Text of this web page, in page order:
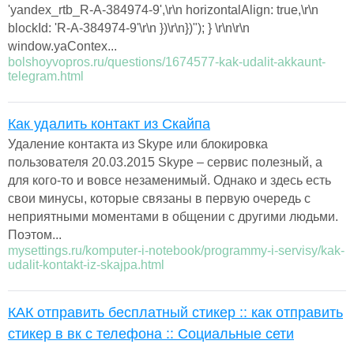
'yandex_rtb_R-A-384974-9',\r\n horizontalAlign: true,\r\n
blockId: 'R-A-384974-9'\r\n })\r\n})"); } \r\n\r\n
window.yaContex...
bolshoyvopros.ru/questions/1674577-kak-udalit-akkaunt-
telegram.html
Как удалить контакт из Скайпа
Удаление контакта из Skype или блокировка
пользователя 20.03.2015 Skype – сервис полезный, а
для кого-то и вовсе незаменимый. Однако и здесь есть
свои минусы, которые связаны в первую очередь с
неприятными моментами в общении с другими людьми.
Поэтом...
mysettings.ru/komputer-i-notebook/programmy-i-servisy/kak-
udalit-kontakt-iz-skajpa.html
КАК отправить бесплатный стикер :: как отправить
стикер в вк с телефона :: Социальные сети